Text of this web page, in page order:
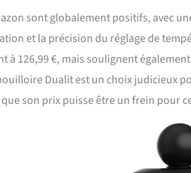
sont globalement positifs, avec
et la précision du réglage de
à 126,99 €, mais soulignent
Dualit est un choix judicieux
son prix puisse être un frein pour